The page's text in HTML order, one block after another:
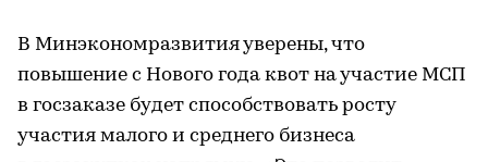
В Минэкономразвития уверены, что
повышение с Нового года квот на участие МСП
в госзаказе будет способствовать росту
участия малого и среднего бизнеса